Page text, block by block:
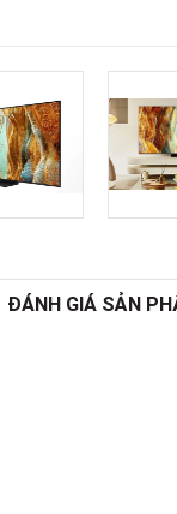
ĐÁNH GIÁ SẢN